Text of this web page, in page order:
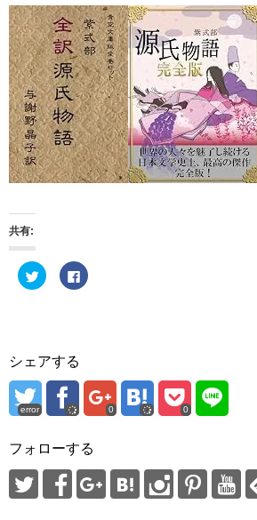
共有:
ク
リ
i
t
t
で
(
新
い
ィ
F
a
有
す
る
に
リ
ッ
し
て
く
シェアする
error 0 0
フォローする